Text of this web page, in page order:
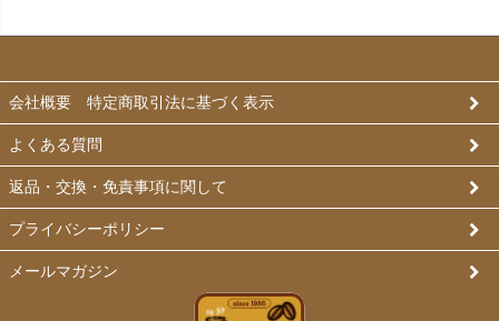
会社概要 特定商取引法に基づく表示
よくある質問
返品・交換・免責事項に関して
プライバシーポリシー
メールマガジン